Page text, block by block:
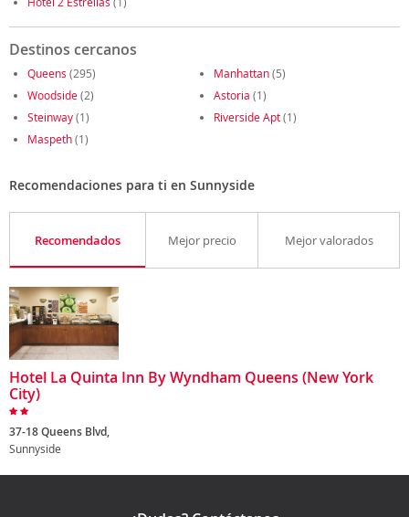
Destinos cercanos
Queens (295) Manhattan(5)
Woodside(2) Astoria (1)
Steinway(1) Riverside Apt(1)
Maspeth(1)
Recomendaciones para ti en Sunnyside
Recomendados Mejor precio Mejor valorados
Hotel La Quinta Inn By Wyndham Queens (New York
City)
37-18 Queens Blvd,
Sunnyside